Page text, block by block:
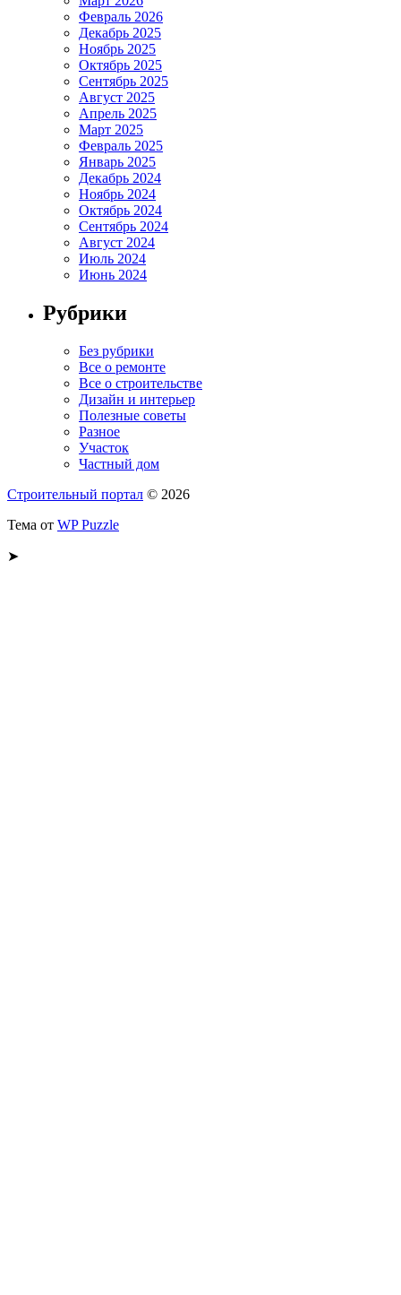
Февраль 2026
Декабрь 2025
Ноябрь 2025
Октябрь 2025
Сентябрь 2025
Август 2025
Апрель 2025
Март 2025
Февраль 2025
Январь 2025
Декабрь 2024
Ноябрь 2024
Октябрь 2024
Сентябрь 2024
Август 2024
Июль 2024
Июнь 2024
Рубрики
Без рубрики
Все о ремонте
Все о строительстве
Дизайн и интерьер
Полезные советы
Разное
Участок
Частный дом
Строительный портал © 2026
Тема от WP Puzzle
➤